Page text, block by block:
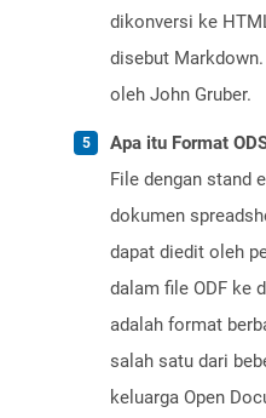
dikonversi ke
disebut
oleh John Gruber.
Apa itu Format
File dengan stand
dokumen
dapat diedit oleh
dalam file ODF ke
adalah format
salah satu dari
keluarga Open